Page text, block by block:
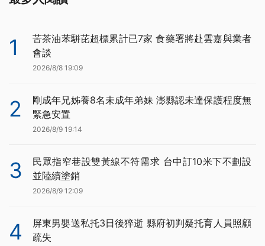
1
苦茶油苯駢芘超標累計已7家 食藥署將赴雲嘉與業者
會談
2026/8/8 19:09
2
剛成年兄姊養8名未成年弟妹 澎縣認未達保護程度無
緊急安置
2026/8/9 19:14
3
民眾指窄巷設雙黃線不符需求 台中訂10米下不劃設
並陸續塗銷
2026/8/9 12:09
4
屏東男嬰送私托3日後猝逝 縣府初判疑托育人員照顧
疏失